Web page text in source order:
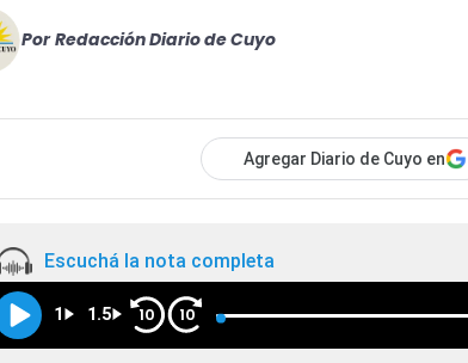
Por Redacción Diario de Cuyo
Agregar Diario de Cuyo en
Escuchá la nota completa
1 1.5 10 10